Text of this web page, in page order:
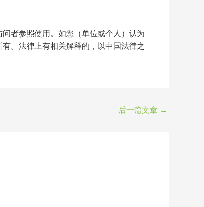
者参照使用。如您（单位或个人）认为
。法律上有相关解释的，以中国法律之
后一篇文章 →